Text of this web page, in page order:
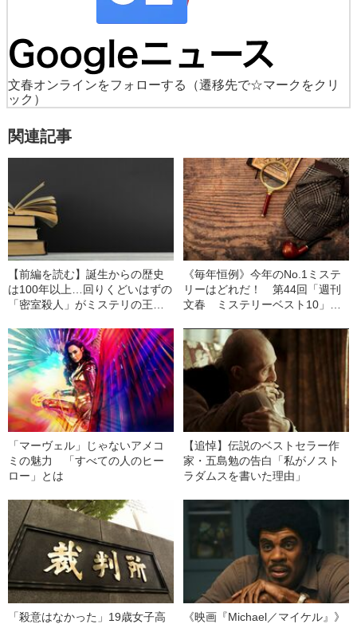
文春オンラインをフォローする
（遷移先で☆マークをクリ
ック）
関連記事
【前編を読む】誕生からの歴史
は100年以上…回りくどいはずの
「密室殺人」がミステリの王道
《毎年恒例》今年のNo.1ミステ
リーはどれだ！ 第44回「週刊
文春 ミステリーベスト10」発
「マーヴェル」じゃないアメコ
ミの魅力 「すべての人のヒー
ロー」とは
【追悼】伝説のベストセラー作
家・五島勉の告白「私がノスト
ラダムスを書いた理由」
「殺意はなかった」19歳女子高
《映画『Michael／マイケル』》